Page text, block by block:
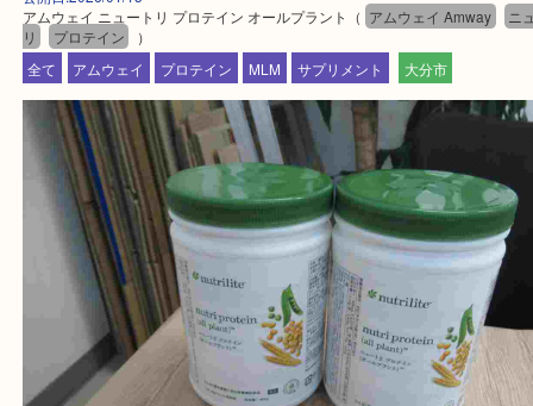
アムウェイ ニュートリ プロテイン オールプ
公開日:2026/01/15
アムウェイ ニュートリ プロテイン オールプラント（
アムウェイ Amway
プロテイン ）
全て
アムウェイ プロテイン MLM サプリメント 大分市